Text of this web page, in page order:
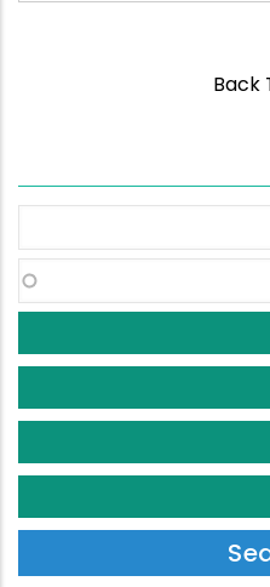
Back